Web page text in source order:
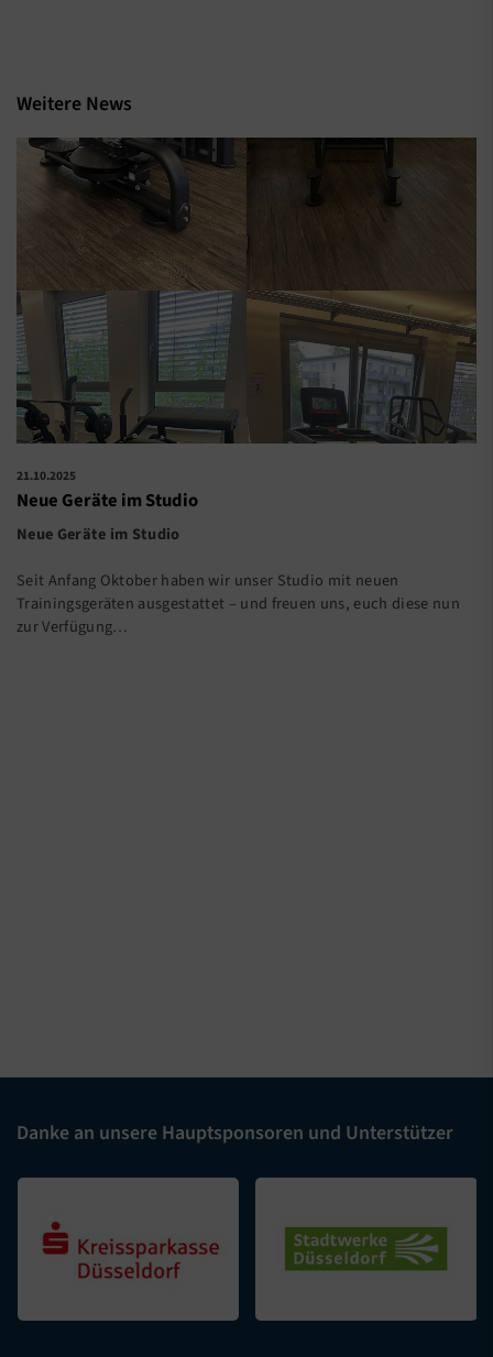
Weitere News
21.10.2025
Neue Geräte im Studio
Neue Geräte im Studio
Seit Anfang Oktober haben wir unser Studio mit neuen
Trainingsgeräten ausgestattet – und freuen uns, euch diese nun
zur Verfügung…
Danke an unsere Hauptsponsoren und Unterstützer